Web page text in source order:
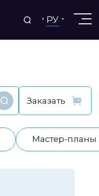
РУ
Найти
Мастер-планы